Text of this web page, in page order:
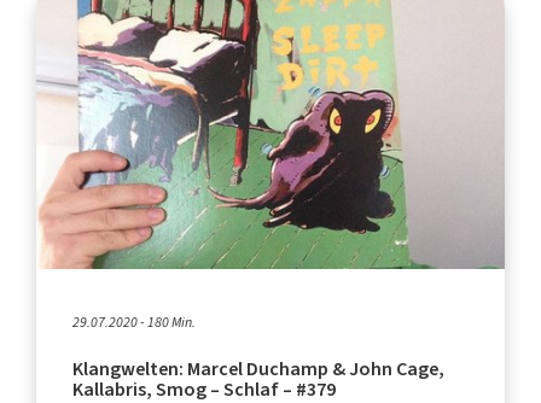
29.07.2020 - 180 Min.
Klangwelten: Marcel Duchamp & John Cage,
Kallabris, Smog – Schlaf – #379